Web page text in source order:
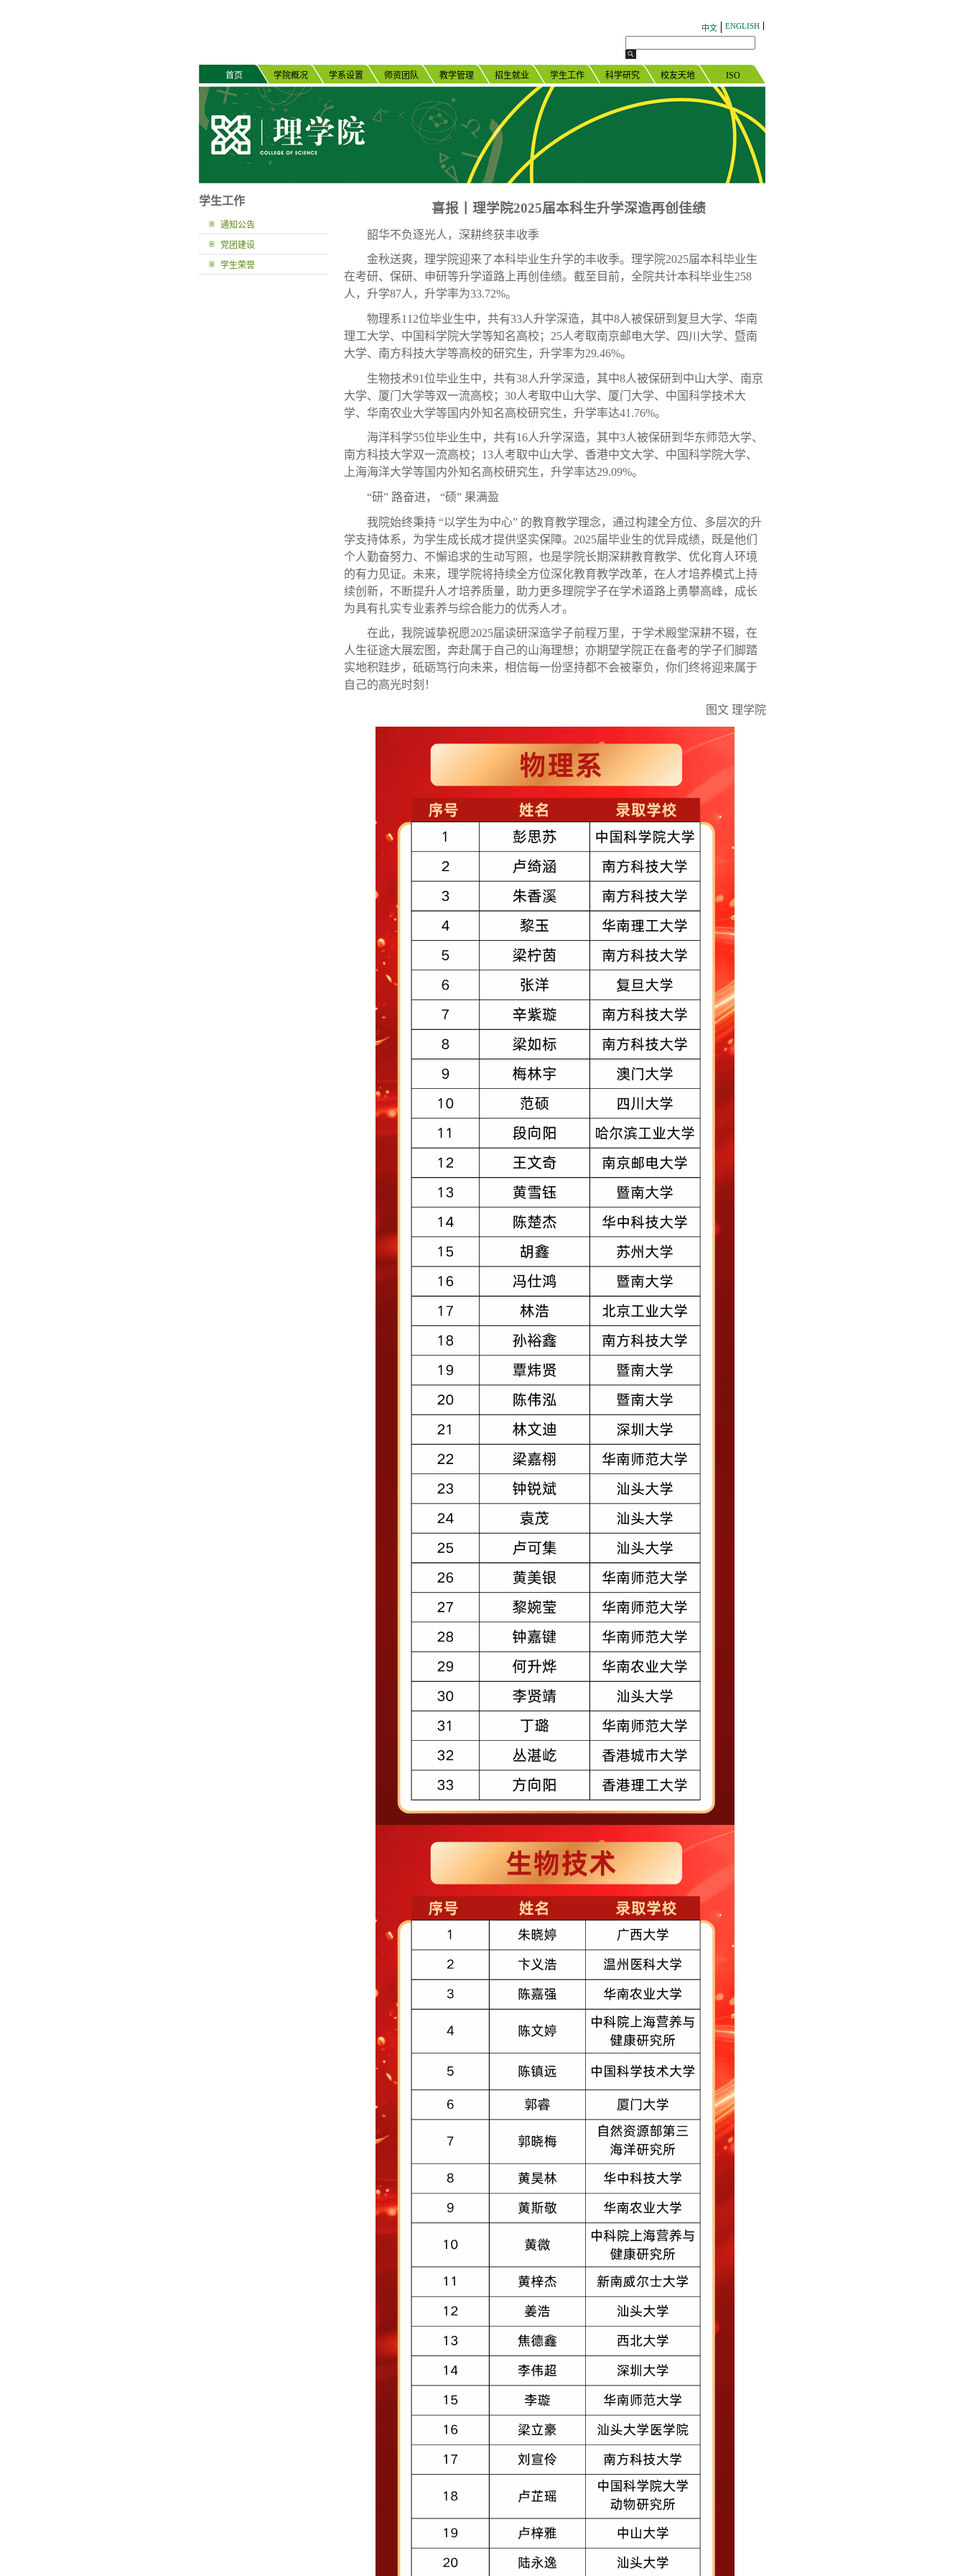
中文 ENGLISH
首页 学院概况 学系设置 师资团队 教学管理 招生就业 学生工作 科学研究 校友天地 ISO
学生工作
通知公告
党团建设
学生荣誉
喜报丨理学院2025届本科生升学深造再创佳绩
韶华不负逐光人，深耕终获丰收季
金秋送爽，理学院迎来了本科毕业生升学的丰收季。理学院2025届本科毕业生
在考研、保研、申研等升学道路上再创佳绩。截至目前，全院共计本科毕业生258
人，升学87人，升学率为33.72%。
物理系112位毕业生中，共有33人升学深造，其中8人被保研到复旦大学、华南
理工大学、中国科学院大学等知名高校；25人考取南京邮电大学、四川大学、暨南
大学、南方科技大学等高校的研究生，升学率为29.46%。
生物技术91位毕业生中，共有38人升学深造，其中8人被保研到中山大学、南京
大学、厦门大学等双一流高校；30人考取中山大学、厦门大学、中国科学技术大
学、华南农业大学等国内外知名高校研究生，升学率达41.76%。
海洋科学55位毕业生中，共有16人升学深造，其中3人被保研到华东师范大学、
南方科技大学双一流高校；13人考取中山大学、香港中文大学、中国科学院大学、
上海海洋大学等国内外知名高校研究生，升学率达29.09%。
“研” 路奋进， “硕” 果满盈
我院始终秉持 “以学生为中心” 的教育教学理念，通过构建全方位、多层次的升
学支持体系，为学生成长成才提供坚实保障。2025届毕业生的优异成绩，既是他们
个人勤奋努力、不懈追求的生动写照，也是学院长期深耕教育教学、优化育人环境
的有力见证。未来，理学院将持续全方位深化教育教学改革，在人才培养模式上持
续创新，不断提升人才培养质量，助力更多理院学子在学术道路上勇攀高峰，成长
为具有扎实专业素养与综合能力的优秀人才。
在此，我院诚挚祝愿2025届读研深造学子前程万里，于学术殿堂深耕不辍，在
人生征途大展宏图，奔赴属于自己的山海理想；亦期望学院正在备考的学子们脚踏
实地积跬步，砥砺笃行向未来，相信每一份坚持都不会被辜负，你们终将迎来属于
自己的高光时刻！
图文 理学院